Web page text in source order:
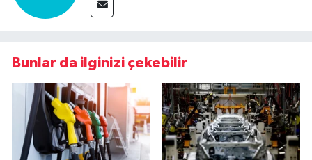
Bunlar da ilginizi çekebilir